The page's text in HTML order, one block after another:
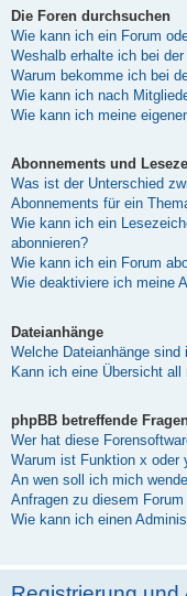
Die Foren durchsuchen
Wie kann ich ein Forum
Weshalb erhalte ich bei
Warum bekomme ich bei
Wie kann ich nach
Wie kann ich meine
Abonnements und
Was ist der Unterschied
Abonnements für ein
Wie kann ich ein
abonnieren?
Wie kann ich ein Forum
Wie deaktiviere ich meine
Dateianhänge
Welche Dateianhänge
Kann ich eine Übersicht
phpBB betreffende
Wer hat diese
Warum ist Funktion x oder
An wen soll ich mich
Anfragen zu diesem Forum
Wie kann ich einen